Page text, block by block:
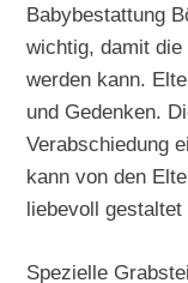
Babybestattung
wichtig, damit
werden kann.
und Gedenken.
Verabschiedung
kann von den
liebevoll gestaltet
Spezielle